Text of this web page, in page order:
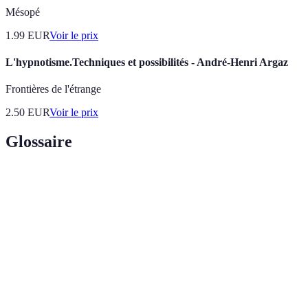
Mésopé
1.99 EURVoir le prix
L'hypnotisme.Techniques et possibilités - André-Henri Argaz
Frontières de l'étrange
2.50 EURVoir le prix
Glossaire